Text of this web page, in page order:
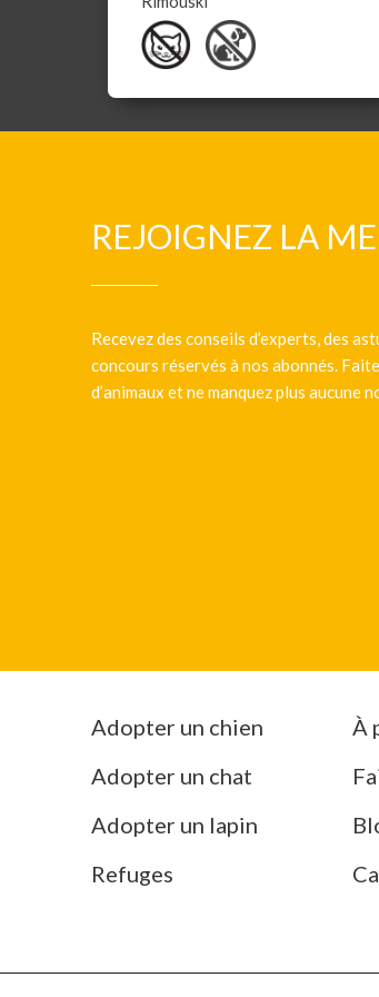
REJOIGNEZ LA
Recevez des conseils d’experts, des
concours réservés à nos abonnés.
d’animaux et ne manquez plus aucune
Adopter un chien
Adopter un chat
Adopter un lapin
Refuges
À